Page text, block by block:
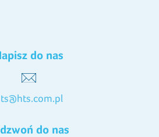
do nas
do nas